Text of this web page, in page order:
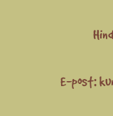
E-post: